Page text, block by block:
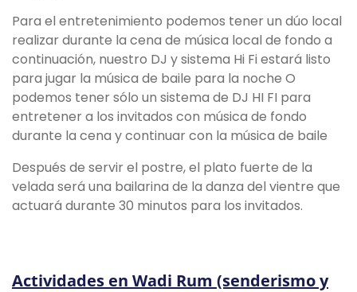
Para el entretenimiento podemos tener un dúo local
realizar durante la cena de música local de fondo a
continuación, nuestro DJ y sistema Hi Fi estará listo
para jugar la música de baile para la noche O
podemos tener sólo un sistema de DJ HI FI para
entretener a los invitados con música de fondo
durante la cena y continuar con la música de baile
Después de servir el postre, el plato fuerte de la
velada será una bailarina de la danza del vientre que
actuará durante 30 minutos para los invitados.
Actividades en Wadi Rum (senderismo y